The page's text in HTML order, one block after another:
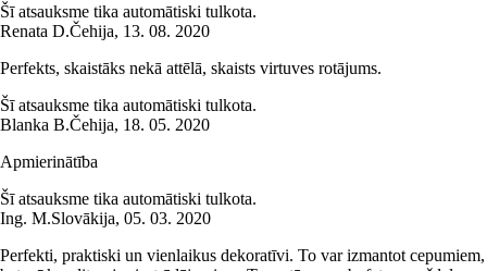
Šī atsauksme tika automātiski tulkota.
Renata D.Čehija, 13. 08. 2020
Perfekts, skaistāks nekā attēlā, skaists virtuves rotājums.
Šī atsauksme tika automātiski tulkota.
Blanka B.Čehija, 18. 05. 2020
Apmierinātība
Šī atsauksme tika automātiski tulkota.
Ing. M.Slovākija, 05. 03. 2020
Perfekti, praktiski un vienlaikus dekoratīvi. To var izmantot cepumiem,